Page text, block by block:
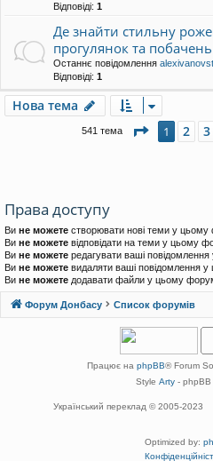
Відповіді: 1
Де знайти стильну
прогулянок та побачень
Останнє повідомлення
Відповіді: 1
Нова тема
541 тема Сторінка1
1 2 3
Права доступу
Ви не можете створювати нові теми у цьому
Ви не можете відповідати на теми у цьому
Ви не можете редагувати ваші
Ви не можете видаляти ваші повідомлення
Ви не можете додавати файли у цьому
Форум Донбасу Список форумів
Працює на phpBB® Forum
Style Arty - phpBB
Український переклад © 2005-2023
Optimized by: